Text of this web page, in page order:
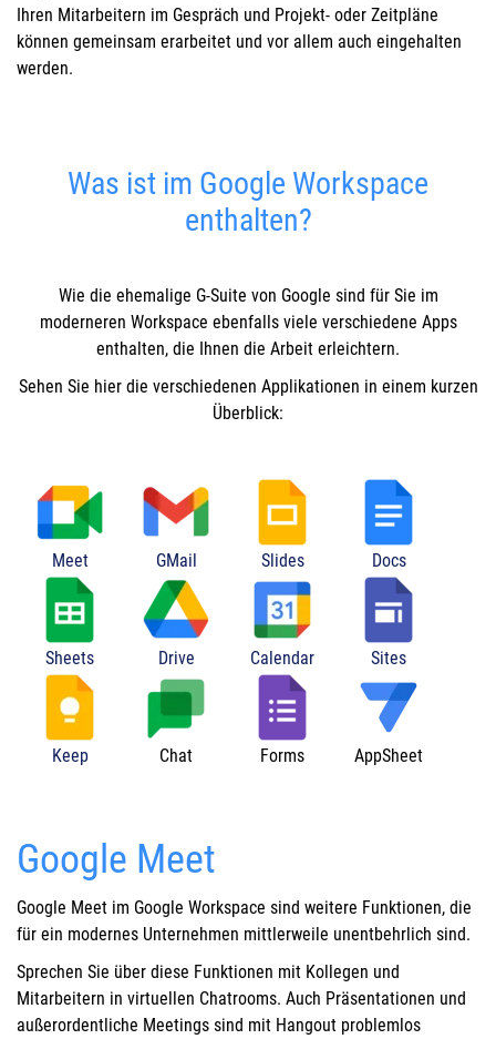
Ihren Mitarbeitern im Gespräch und Projekt- oder Zeitpläne
können gemeinsam erarbeitet und vor allem auch eingehalten
werden.
Was ist im Google Workspace
enthalten?
Wie die ehemalige G-Suite von Google sind für Sie im
moderneren Workspace ebenfalls viele verschiedene Apps
enthalten, die Ihnen die Arbeit erleichtern.
Sehen Sie hier die verschiedenen Applikationen in einem kurzen
Überblick:
Meet GMail Slides Docs
Sheets Drive Calendar Sites
Keep Chat Forms AppSheet
Google Meet
Google Meet im Google Workspace sind weitere Funktionen, die
für ein modernes Unternehmen mittlerweile unentbehrlich sind.
Sprechen Sie über diese Funktionen mit Kollegen und
Mitarbeitern in virtuellen Chatrooms. Auch Präsentationen und
außerordentliche Meetings sind mit Hangout problemlos